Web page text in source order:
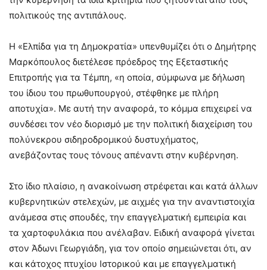
πολιτικούς της αντιπάλους.
Η «Ελπίδα για τη Δημοκρατία» υπενθυμίζει ότι ο Δημήτρης
Μαρκόπουλος διετέλεσε πρόεδρος της Εξεταστικής
Επιτροπής για τα Τέμπη, «η οποία, σύμφωνα με δήλωση
του ίδιου του πρωθυπουργού, στέφθηκε με πλήρη
αποτυχία». Με αυτή την αναφορά, το κόμμα επιχειρεί να
συνδέσει τον νέο διορισμό με την πολιτική διαχείριση του
πολύνεκρου σιδηροδρομικού δυστυχήματος,
ανεβάζοντας τους τόνους απέναντι στην κυβέρνηση.
Στο ίδιο πλαίσιο, η ανακοίνωση στρέφεται και κατά άλλων
κυβερνητικών στελεχών, με αιχμές για την αναντιστοιχία
ανάμεσα στις σπουδές, την επαγγελματική εμπειρία και
τα χαρτοφυλάκια που ανέλαβαν. Ειδική αναφορά γίνεται
στον Άδωνι Γεωργιάδη, για τον οποίο σημειώνεται ότι, αν
και κάτοχος πτυχίου Ιστορικού και με επαγγελματική